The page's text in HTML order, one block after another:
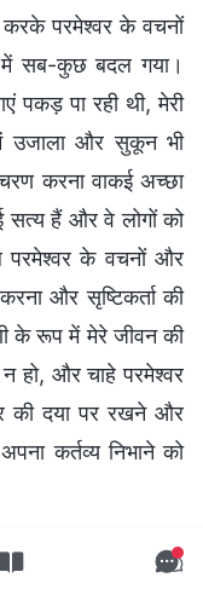
करके परमेश्वर के वचनों
में सब-कुछ बदल गया।
पकड़ पा रही थी, मेरी
उजाला और सुकून भी
करना वाकई अच्छा
हैं और वे लोगों को
के वचनों और
और सृष्टिकर्ता की
के रूप में मेरे जीवन की
हो, और चाहे परमेश्वर
की दया पर रखने और
कर्तव्य निभाने को
रहती थी, जिससे मैं